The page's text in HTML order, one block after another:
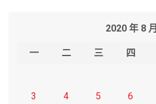
2020 年 8 月
一 二 三 四
3
4 5 6